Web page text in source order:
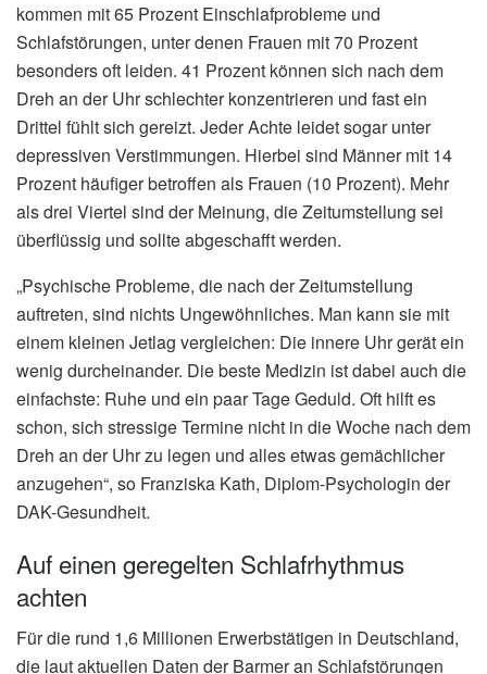
kommen mit 65 Prozent Einschlafprobleme und
Schlafstörungen, unter denen Frauen mit 70 Prozent
besonders oft leiden. 41 Prozent können sich nach dem
Dreh an der Uhr schlechter konzentrieren und fast ein
Drittel fühlt sich gereizt. Jeder Achte leidet sogar unter
depressiven Verstimmungen. Hierbei sind Männer mit 14
Prozent häufiger betroffen als Frauen (10 Prozent). Mehr
als drei Viertel sind der Meinung, die Zeitumstellung sei
überflüssig und sollte abgeschafft werden.
„Psychische Probleme, die nach der Zeitumstellung
auftreten, sind nichts Ungewöhnliches. Man kann sie mit
einem kleinen Jetlag vergleichen: Die innere Uhr gerät ein
wenig durcheinander. Die beste Medizin ist dabei auch die
einfachste: Ruhe und ein paar Tage Geduld. Oft hilft es
schon, sich stressige Termine nicht in die Woche nach dem
Dreh an der Uhr zu legen und alles etwas gemächlicher
anzugehen“, so Franziska Kath, Diplom-Psychologin der
DAK-Gesundheit.
Auf einen geregelten Schlafrhythmus
achten
Für die rund 1,6 Millionen Erwerbstätigen in Deutschland,
die laut aktuellen Daten der Barmer an Schlafstörungen